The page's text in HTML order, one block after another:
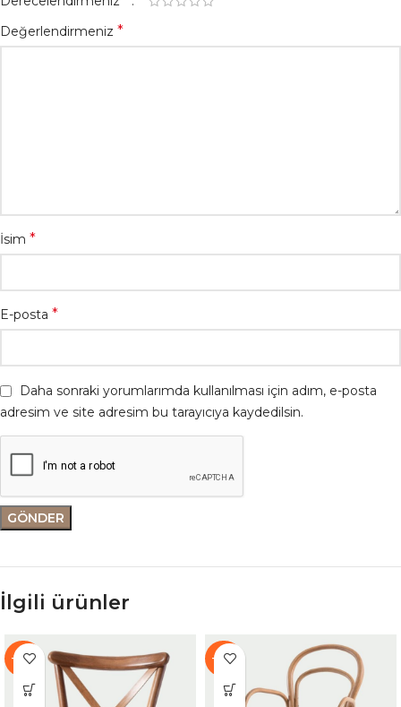
Değerlendirmeniz *
İsim *
E-posta *
Daha sonraki yorumlarımda kullanılması için adım, e-posta
adresim ve site adresim bu tarayıcıya kaydedilsin.
İlgili ürünler
-37% -38%